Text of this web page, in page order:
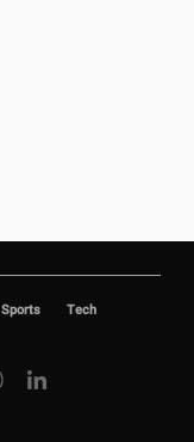
Sports Tech